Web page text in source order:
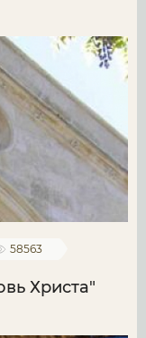
58563
Христа"